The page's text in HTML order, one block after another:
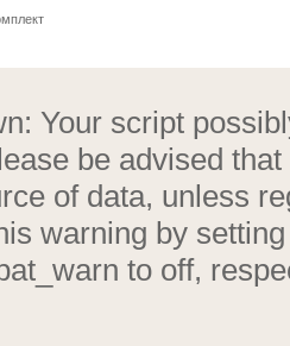
Your script
be advised
of data, unless
warning by
to off,